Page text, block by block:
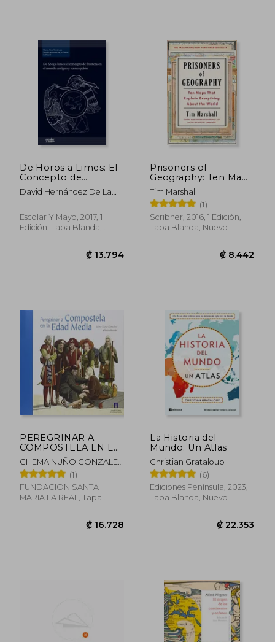
De Horos a Limes: El
Concepto de
Frontera en el Mundo
Antiguo y su
Crítica)
David Hernández De La
Escolar Y Mayo, 2017, 1
Edición, Tapa Blanda,
Prisoners of
Geography: Ten Maps
That Explain
Everything About the
World: 1 (Politics of
Place) (en Inglés)
Tim Marshall
(1)
Scribner, 2016, 1 Edición,
Tapa Blanda, Nuevo
PEREGRINAR A
COMPOSTELA EN LA
EDAD MEDIA
CHEMA NUÑO GONZALEZ
JAIME Y ROMAN
(1)
FUNDACION SANTA
MARIA LA REAL, Tapa
La Historia del
Mundo: Un Atlas
Christian Grataloup
(6)
Ediciones Península, 2023,
Tapa Blanda, Nuevo